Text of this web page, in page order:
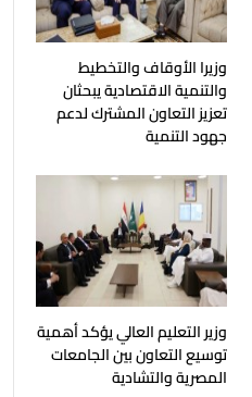
وزيرا الأوقاف والتخطيط
والتنمية الاقتصادية يبحثان
تعزيز التعاون المشترك لدعم
جهود التنمية
وزير التعليم العالي يؤكد أهمية
توسيع التعاون بين الجامعات
المصرية والتشادية